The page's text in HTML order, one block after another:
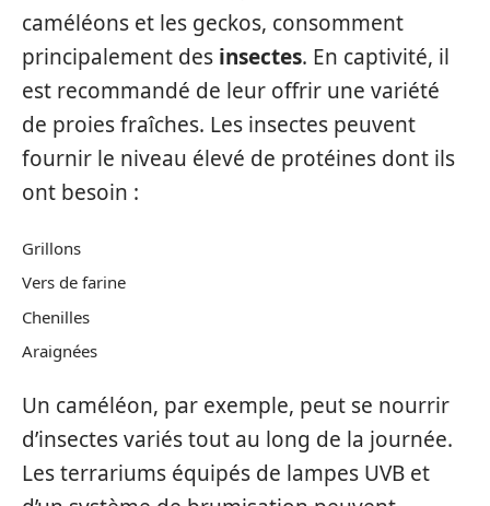
caméléons et les geckos, consomment
principalement des insectes. En captivité, il
est recommandé de leur offrir une variété
de proies fraîches. Les insectes peuvent
fournir le niveau élevé de protéines dont ils
ont besoin :
Grillons
Vers de farine
Chenilles
Araignées
Un caméléon, par exemple, peut se nourrir
d’insectes variés tout au long de la journée.
Les terrariums équipés de lampes UVB et